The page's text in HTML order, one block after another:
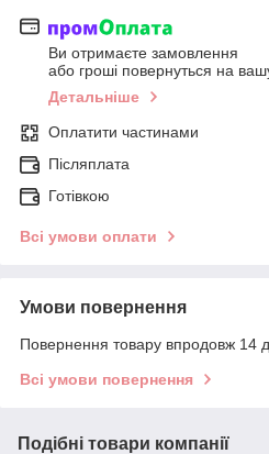
Ви отримаєте замовлення
або гроші повернуться на
Детальніше
Оплатити частинами
Післяплата
Готівкою
Всі умови оплати
Умови повернення
Повернення товару впродовж 14
Всі умови повернення
Подібні товари компанії